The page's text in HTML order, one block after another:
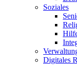
Soziales
Digitales